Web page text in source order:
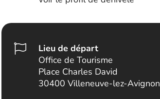
Lieu de départ
Office de Tourisme
Place Charles David
30400 Villeneuve-lez-Avignon